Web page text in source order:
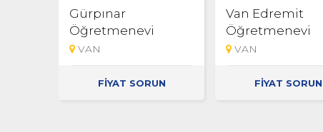
Gürpınar
Öğretmenevi
VAN
FİYAT SORUN
Van Edremit
Öğretmenevi
VAN
FİYAT SORUN